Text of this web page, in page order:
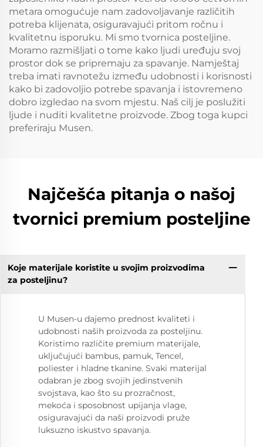
metara omogućuje nam zadovoljavanje različitih
potreba klijenata, osiguravajući pritom ročnu i
kvalitetnu isporuku. Mi smo tvornica posteljine.
Moramo razmišljati o tome kako ljudi uređuju svoj
prostor dok se pripremaju za spavanje. Namještaj
treba imati ravnotežu između udobnosti i korisnosti
kako bi zadovoljio potrebe spavanja i istovremeno
dobro izgledao na svom mjestu. Naš cilj je poslužiti
ljude i nuditi kvalitetne proizvode. Zbog toga kupci
preferiraju Musen.
Najčešća pitanja o našoj
tvornici premium posteljine
Koje materijale koristite u svojim proizvodima
za posteljinu?
U Musen-u dajemo prednost kvaliteti i
udobnosti naših proizvoda za posteljinu.
Koristimo različite premium materijale,
uključujući bambus, pamuk, Tencel,
poliester i hladne tkanine. Svaki materijal
odabran je zbog svojih jedinstvenih
svojstava, kao što su prozračnost,
mekoća i sposobnost upijanja vlage,
osiguravajući da naši proizvodi pruže
luksuzno iskustvo spavanja.